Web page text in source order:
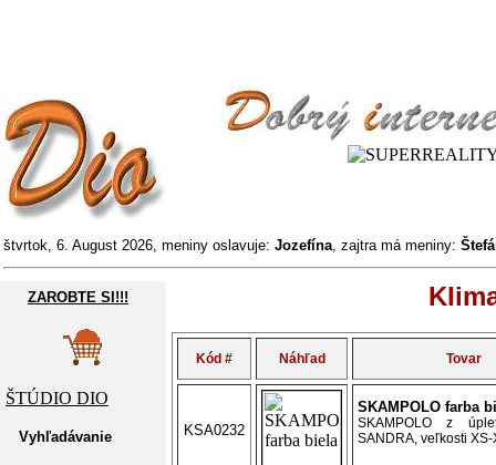
štvrtok, 6. August 2026, meniny oslavuje: Jozefína, zajtra má meniny:
ZAROBTE SI!!!
ŠTÚDIO DIO
Vyhľadávanie
Kód # Náhľad Tovar
KSA0232
SKAMPOLO farba
SKAMPOLO z
SANDRA, veľkosti XS-